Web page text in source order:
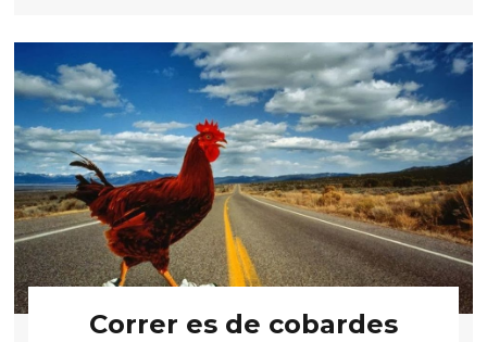
Correr es de cobardes